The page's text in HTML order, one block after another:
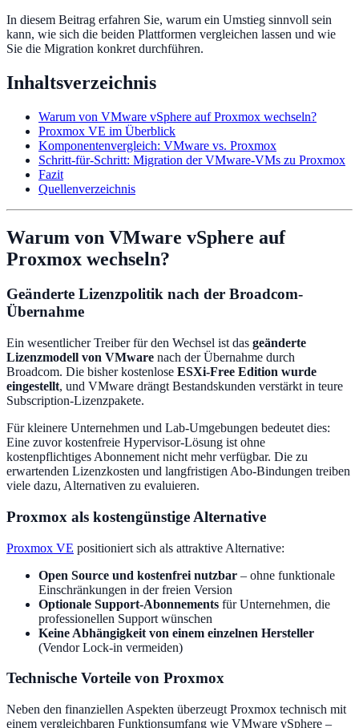
In diesem Beitrag erfahren Sie, warum ein Umstieg sinnvoll sein
kann, wie sich die beiden Plattformen vergleichen lassen und wie
Sie die Migration konkret durchführen.
Inhaltsverzeichnis
Warum von VMware vSphere auf Proxmox wechseln?
Proxmox VE im Überblick
Komponentenvergleich: VMware vs. Proxmox
Schritt-für-Schritt: Migration der VMware-VMs zu Proxmox
Fazit
Quellenverzeichnis
Warum von VMware vSphere auf
Proxmox wechseln?
Geänderte Lizenzpolitik nach der Broadcom-
Übernahme
Ein wesentlicher Treiber für den Wechsel ist das geänderte
Lizenzmodell von VMware nach der Übernahme durch
Broadcom. Die bisher kostenlose ESXi-Free Edition wurde
eingestellt, und VMware drängt Bestandskunden verstärkt in teure
Subscription-Lizenzpakete.
Für kleinere Unternehmen und Lab-Umgebungen bedeutet dies:
Eine zuvor kostenfreie Hypervisor-Lösung ist ohne
kostenpflichtiges Abonnement nicht mehr verfügbar. Die zu
erwartenden Lizenzkosten und langfristigen Abo-Bindungen treiben
viele dazu, Alternativen zu evaluieren.
Proxmox als kostengünstige Alternative
Proxmox VE positioniert sich als attraktive Alternative:
Open Source und kostenfrei nutzbar – ohne funktionale
Einschränkungen in der freien Version
Optionale Support-Abonnements für Unternehmen, die
professionellen Support wünschen
Keine Abhängigkeit von einem einzelnen Hersteller
(Vendor Lock-in vermeiden)
Technische Vorteile von Proxmox
Neben den finanziellen Aspekten überzeugt Proxmox technisch mit
einem vergleichbaren Funktionsumfang wie VMware vSphere –